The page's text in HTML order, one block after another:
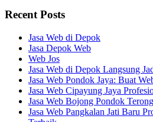
Recent Posts
Jasa Web di Depok
Jasa Depok Web
Web Jos
Jasa Web di Depok Langsung
Jasa Web Pondok Jaya: Buat
Jasa Web Cipayung Jaya
Jasa Web Bojong Pondok
Jasa Web Pangkalan Jati Baru